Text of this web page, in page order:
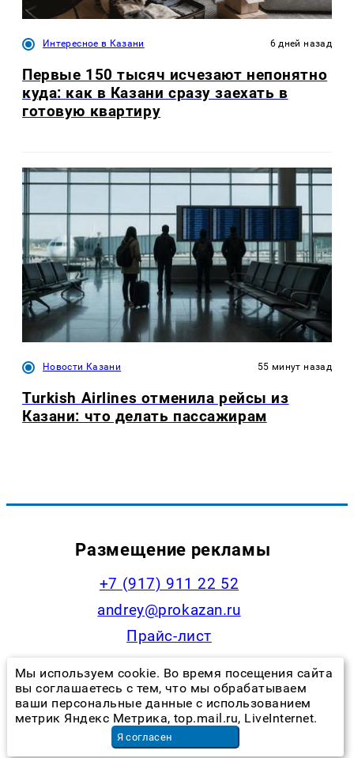
Интересное в Казани 6 дней назад
Первые 150 тысяч исчезают непонятно
куда: как в Казани сразу заехать в
готовую квартиру
Новости Казани 55 минут назад
Turkish Airlines отменила рейсы из
Казани: что делать пассажирам
Размещение рекламы
+7 (917) 911 22 52
andrey@prokazan.ru
Прайс-лист
Контакты редакции
+7 (922) 335-53-79
Мы используем cookie. Во время посещения сайта
вы соглашаетесь с тем, что мы обрабатываем
ваши персональные данные с использованием
метрик Яндекс Метрика, top.mail.ru, LiveInternet.
Я согласен